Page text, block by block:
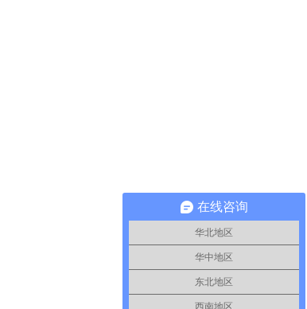
在线咨询
华北地区
华中地区
东北地区
西南地区